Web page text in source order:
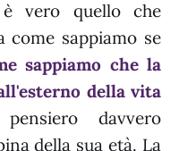
vero quello che
come sappiamo se
sappiamo che la
della vita
davvero
della sua età. La